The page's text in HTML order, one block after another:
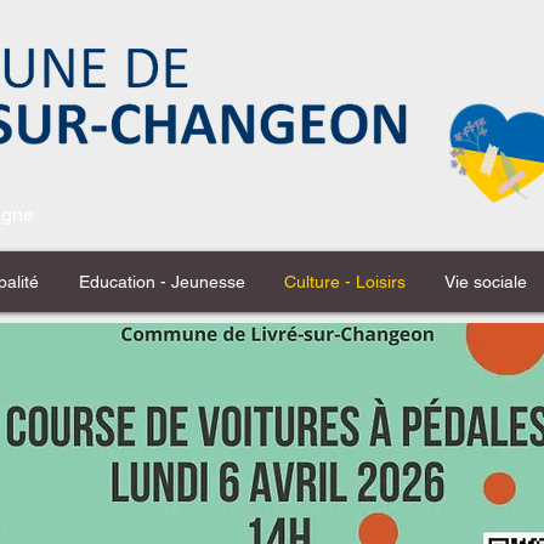
Education - Jeunesse Culture - Loisirs Vie sociale